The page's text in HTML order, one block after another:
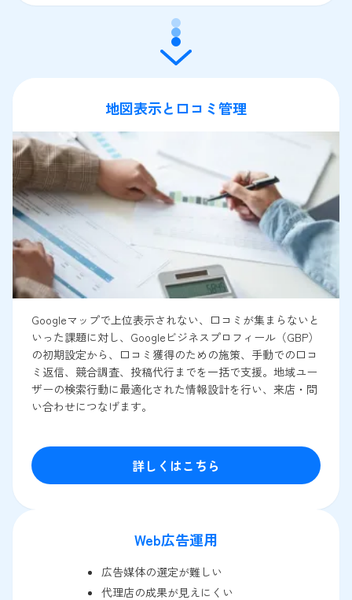
地図表示と口コミ管理
Googleマップで上位表示されない、口コミが集まらないと
いった課題に対し、Googleビジネスプロフィール（GBP）
の初期設定から、口コミ獲得のための施策、手動での口コ
ミ返信、競合調査、投稿代行までを一括で支援。地域ユー
ザーの検索行動に最適化された情報設計を行い、来店・問
い合わせにつなげます。
詳しくはこちら
Web広告運用
広告媒体の選定が難しい
代理店の成果が見えにくい